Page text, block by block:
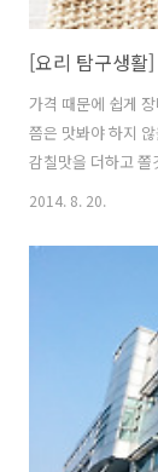
[요리 탐구생활
가격 때문에 쉽게
쯤은 맛봐야 하지
감칠맛을 더하고
수 재료 > 전복(2마
들어가는 괄호 안
기 1. 전복은 솔로
다. TIP 숟가락으
빨간 전복 이빨을
지고, 쪽파는 송송
2014. 8. 20.